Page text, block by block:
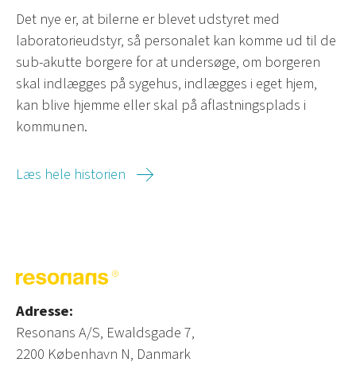
Det nye er, at bilerne er blevet udstyret med
laboratorieudstyr, så personalet kan komme ud til de
sub-akutte borgere for at undersøge, om borgeren
skal indlægges på sygehus, indlægges i eget hjem,
kan blive hjemme eller skal på aflastningsplads i
kommunen.
Læs hele historien
Adresse:
Resonans A/S, Ewaldsgade 7,
2200 København N, Danmark